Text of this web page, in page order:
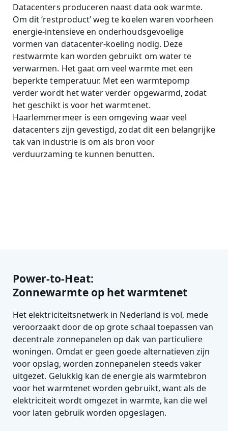
Datacenters produceren naast data ook warmte.
Om dit ‘restproduct’ weg te koelen waren voorheen
energie-intensieve en onderhoudsgevoelige
vormen van datacenter-koeling nodig. Deze
restwarmte kan worden gebruikt om water te
verwarmen. Het gaat om veel warmte met een
beperkte temperatuur. Met een warmtepomp
verder wordt het water verder opgewarmd, zodat
het geschikt is voor het warmtenet.
Haarlemmermeer is een omgeving waar veel
datacenters zijn gevestigd, zodat dit een belangrijke
tak van industrie is om als bron voor
verduurzaming te kunnen benutten.
Power-to-Heat:
Zonnewarmte op het warmtenet
Het elektriciteitsnetwerk in Nederland is vol, mede
veroorzaakt door de op grote schaal toepassen van
decentrale zonnepanelen op dak van particuliere
woningen. Omdat er geen goede alternatieven zijn
voor opslag, worden zonnepanelen steeds vaker
uitgezet. Gelukkig kan de energie als warmtebron
voor het warmtenet worden gebruikt, want als de
elektriciteit wordt omgezet in warmte, kan die wel
voor laten gebruik worden opgeslagen.